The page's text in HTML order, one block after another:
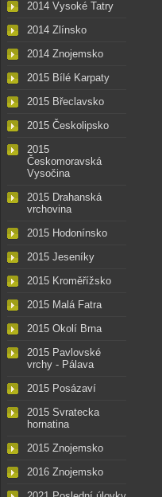
2014 Vysoké Tatry
2014 Zlínsko
2014 Znojemsko
2015 Bílé Karpaty
2015 Břeclavsko
2015 Českolipsko
2015
Českomoravská
Vysočina
2015 Drahanská
vrchovina
2015 Hodonínsko
2015 Jeseníky
2015 Kroměřížsko
2015 Malá Fatra
2015 Okolí Brna
2015 Pavlovské
vrchy - Pálava
2015 Posázaví
2015 Svratecka
hornatina
2015 Znojemsko
2016 Znojemsko